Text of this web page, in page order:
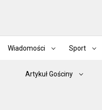
Wiadomości Sport
Artykuł Gościny